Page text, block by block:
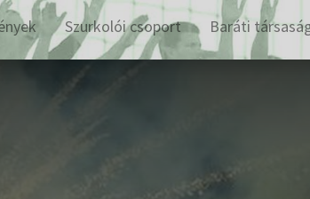
Szurkolói csoport Baráti